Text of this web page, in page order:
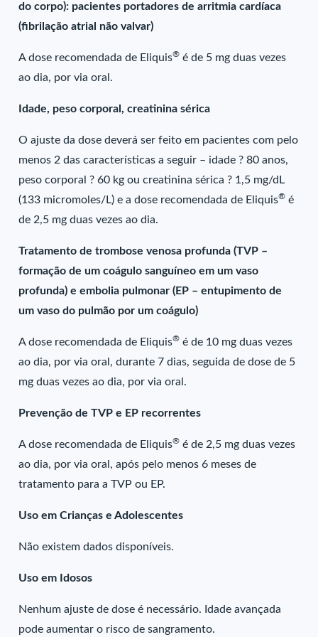
do corpo): pacientes portadores de arritmia cardíaca
(fibrilação atrial não valvar)
A dose recomendada de Eliquis® é de 5 mg duas vezes
ao dia, por via oral.
Idade, peso corporal, creatinina sérica
O ajuste da dose deverá ser feito em pacientes com pelo
menos 2 das características a seguir – idade ? 80 anos,
peso corporal ? 60 kg ou creatinina sérica ? 1,5 mg/dL
(133 micromoles/L) e a dose recomendada de Eliquis® é
de 2,5 mg duas vezes ao dia.
Tratamento de trombose venosa profunda (TVP –
formação de um coágulo sanguíneo em um vaso
profunda) e embolia pulmonar (EP – entupimento de
um vaso do pulmão por um coágulo)
A dose recomendada de Eliquis® é de 10 mg duas vezes
ao dia, por via oral, durante 7 dias, seguida de dose de 5
mg duas vezes ao dia, por via oral.
Prevenção de TVP e EP recorrentes
A dose recomendada de Eliquis® é de 2,5 mg duas vezes
ao dia, por via oral, após pelo menos 6 meses de
tratamento para a TVP ou EP.
Uso em Crianças e Adolescentes
Não existem dados disponíveis.
Uso em Idosos
Nenhum ajuste de dose é necessário. Idade avançada
pode aumentar o risco de sangramento.